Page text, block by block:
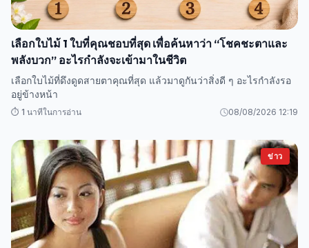
เลือกใบไม้ 1 ใบที่คุณชอบที่สุด เพื่อค้นหาว่า “โชคชะตาและ
พลังบวก” อะไรกำลังจะเข้ามาในชีวิต
เลือกใบไม้ที่ดึงดูดสายตาคุณที่สุด แล้วมาดูกันว่าสิ่งดี ๆ อะไรกำลังรอ
อยู่ข้างหน้า
⏱️ 1 นาทีในการอ่าน 08/08/2026 12:19
ข่าว